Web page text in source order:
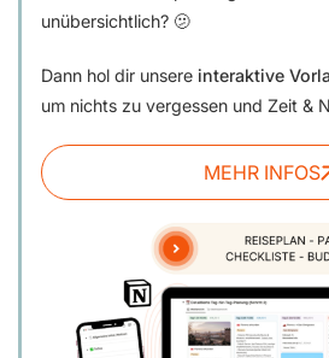
unübersichtlich? 🫤
Dann hol dir unsere interaktive
um nichts zu vergessen und Zeit &
MEHR INFOS